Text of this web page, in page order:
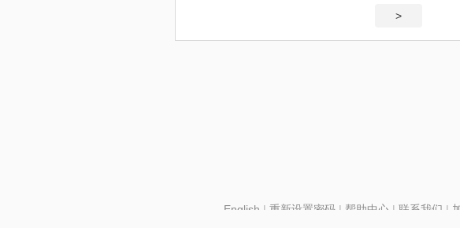
>
English | 重新设置密码| 帮助中心 | 联系我们 |